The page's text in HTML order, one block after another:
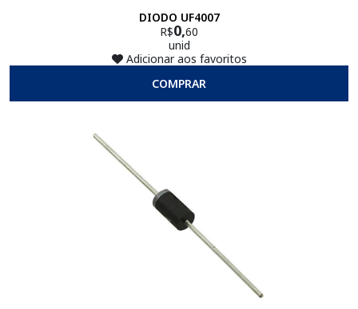
DIODO UF4007
R$0,60
unid
Adicionar aos favoritos
COMPRAR